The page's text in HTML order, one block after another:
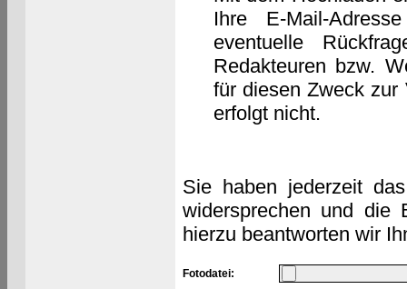
Ihre E-Mail-
eventuelle
Redakteuren bzw.
für diesen Zweck zur
erfolgt nicht.
Sie haben jederzeit
widersprechen und die
hierzu beantworten wir
Fotodatei: